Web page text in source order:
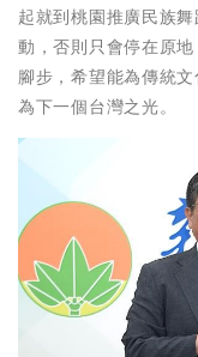
起就到桃園推廣民族
動，否則只會停在原
腳步，希望能為傳統
為下一個台灣之光。